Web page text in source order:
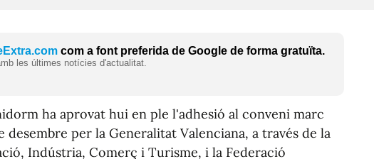
com a font preferida de Google de forma gratuïta.
les últimes notícies d'actualitat.
ha aprovat hui en ple l'adhesió al conveni marc
desembre per la Generalitat Valenciana, a través de la
Indústria, Comerç i Turisme, i la Federació